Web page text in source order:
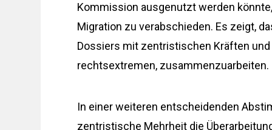
Kommission ausgenutzt werden
Migration zu verabschieden. Es zeigt,
Dossiers mit zentristischen Kräften
rechtsextremen, zusammenzuarbeiten.
In einer weiteren entscheidenden
zentristische Mehrheit die